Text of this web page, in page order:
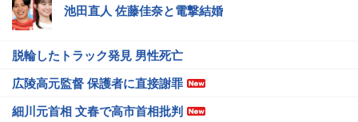
池田直人 佐藤佳奈と電撃結婚
脱輪したトラック発見 男性死亡
広陵高元監督 保護者に直接謝罪
細川元首相 文春で高市首相批判